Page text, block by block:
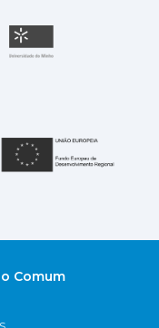
para a
Portuguesa
Comum